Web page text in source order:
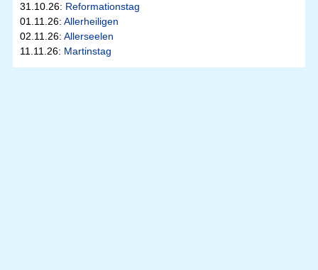
31.10.26: Reformationstag
01.11.26: Allerheiligen
02.11.26: Allerseelen
11.11.26: Martinstag